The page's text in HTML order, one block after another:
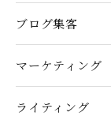
ブログ集客
マーケティング
ライティング